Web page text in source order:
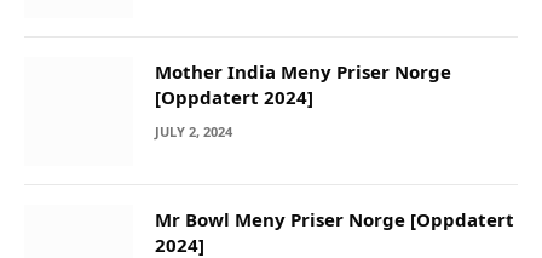
Mother India Meny Priser Norge
[Oppdatert 2024]
JULY 2, 2024
Mr Bowl Meny Priser Norge [Oppdatert
2024]